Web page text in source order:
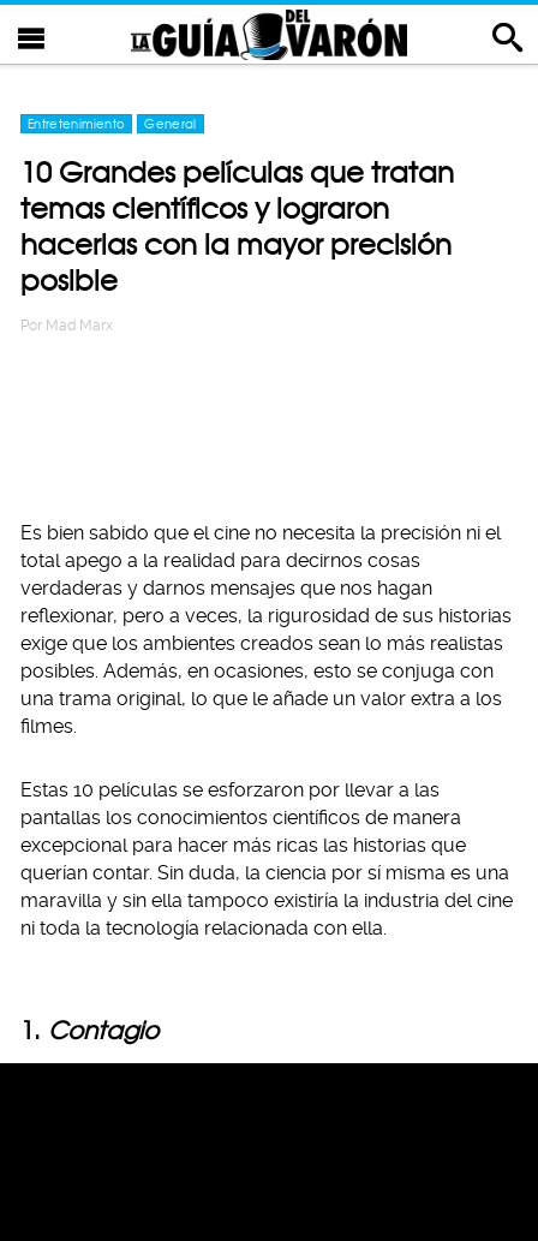
Entretenimiento General
10 Grandes películas que tratan
temas científicos y lograron
hacerlas con la mayor precisión
posible
Por Mad Marx
Es bien sabido que el cine no necesita la precisión ni el
total apego a la realidad para decirnos cosas
verdaderas y darnos mensajes que nos hagan
reflexionar, pero a veces, la rigurosidad de sus historias
exige que los ambientes creados sean lo más realistas
posibles. Además, en ocasiones, esto se conjuga con
una trama original, lo que le añade un valor extra a los
filmes.
Estas 10 películas se esforzaron por llevar a las
pantallas los conocimientos científicos de manera
excepcional para hacer más ricas las historias que
querían contar. Sin duda, la ciencia por sí misma es una
maravilla y sin ella tampoco existiría la industria del cine
ni toda la tecnología relacionada con ella.
1. Contagio